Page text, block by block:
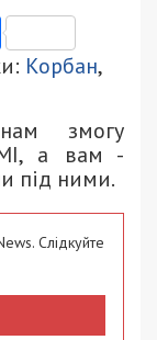
Корбан,
змогу
а вам -
під ними.
Слідкуйте